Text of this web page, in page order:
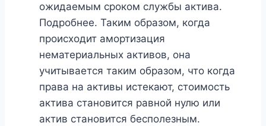
ожидаемым сроком службы актива.
Подробнее. Таким образом, когда
происходит амортизация
нематериальных активов, она
учитывается таким образом, что когда
права на активы истекают, стоимость
актива становится равной нулю или
актив становится бесполезным.